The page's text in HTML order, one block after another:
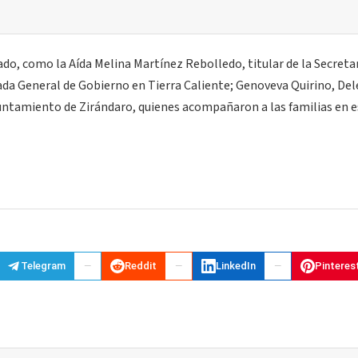
como la Aída Melina Martínez Rebolledo, titular de la
General de Gobierno en Tierra Caliente; Genoveva Quirino,
de Zirándaro, quienes acompañaron a las familias en
Telegram Reddit LinkedIn